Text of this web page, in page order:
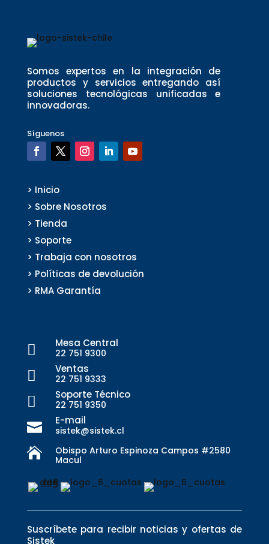
Somos expertos en la integración de
productos y servicios entregando así
soluciones tecnológicas unificadas e
innovadoras.
Síguenos
> Inicio
> Sobre Nosotros
> Tienda
> Soporte
> Trabaja con nosotros
> Políticas de devolución
> RMA Garantía
 Mesa Central
22 751 9300
 Ventas
22 751 9333
 Soporte Técnico
22 751 9350
 E-mail
sistek@sistek.cl

Obispo Arturo Espinoza Campos #2580
Macul
Suscríbete para recibir noticias y ofertas de
Sistek